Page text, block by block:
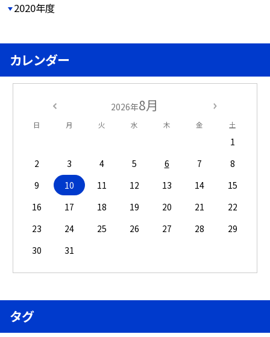
2020年度
カレンダー
2026年8月
日 月 火 水 木 金 土
1
2
3 4 5 6 7
8
9
10 11 12 13 14
15
16
17 18 19 20 21
22
23
24 25 26 27 28
29
30
31
タグ